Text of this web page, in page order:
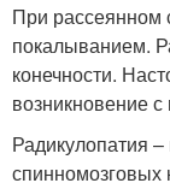
При рассеянном
покалыванием.
конечности.
возникновение
Радикулопатия
спинномозговых